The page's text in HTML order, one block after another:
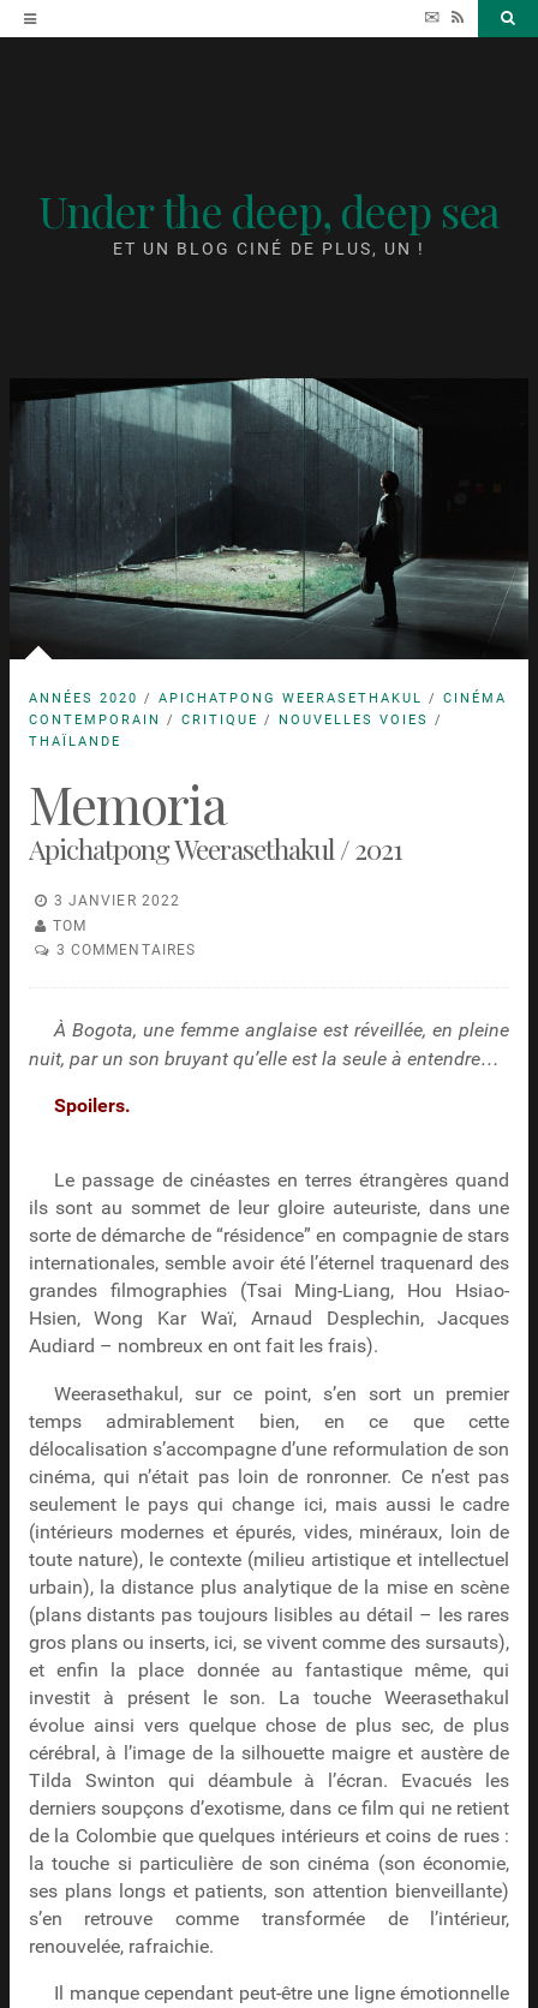
Accéder
au
✉ RSS
Under the deep, deep sea
ET UN BLOG CINÉ DE PLUS, UN !
ANNÉES 2020 / APICHATPONG WEERASETHAKUL / CINÉMA
CONTEMPORAIN
/ CRITIQUE / NOUVELLES VOIES
/
THAÏLANDE
Memoria
Apichatpong Weerasethakul / 2021
3 JANVIER 2022
TOM
3 COMMENTAIRES
À Bogota, une femme anglaise est réveillée, en pleine
nuit, par un son bruyant qu’elle est la seule à entendre…
Spoilers.
Le passage de cinéastes en terres étrangères quand
ils sont au sommet de leur gloire auteuriste, dans une
sorte de démarche de “résidence” en compagnie de stars
internationales, semble avoir été l’éternel traquenard des
grandes filmographies (Tsai Ming-Liang, Hou Hsiao-
Hsien, Wong Kar Waï, Arnaud Desplechin, Jacques
Audiard – nombreux en ont fait les frais).
Weerasethakul, sur ce point, s’en sort un premier
temps admirablement bien, en ce que cette
délocalisation s’accompagne d’une reformulation de son
cinéma, qui n’était pas loin de ronronner. Ce n’est pas
seulement le pays qui change ici, mais aussi le cadre
(intérieurs modernes et épurés, vides, minéraux, loin de
toute nature), le contexte (milieu artistique et intellectuel
urbain), la distance plus analytique de la mise en scène
(plans distants pas toujours lisibles au détail – les rares
gros plans ou inserts, ici, se vivent comme des sursauts),
et enfin la place donnée au fantastique même, qui
investit à présent le son. La touche Weerasethakul
évolue ainsi vers quelque chose de plus sec, de plus
cérébral, à l’image de la silhouette maigre et austère de
Tilda Swinton qui déambule à l’écran. Evacués les
derniers soupçons d’exotisme, dans ce film qui ne retient
de la Colombie que quelques intérieurs et coins de rues :
la touche si particulière de son cinéma (son économie,
ses plans longs et patients, son attention bienveillante)
s’en retrouve comme transformée de l’intérieur,
renouvelée, rafraichie.
Il manque cependant peut-être une ligne émotionnelle